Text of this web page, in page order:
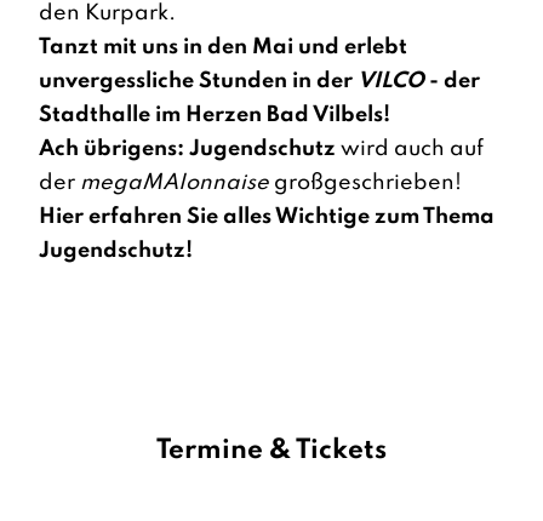
den Kurpark.
Tanzt mit uns in den Mai und erlebt
unvergessliche Stunden in der VILCO- der
Stadthalle im Herzen Bad Vilbels!
Ach übrigens: Jugendschutz wird auch auf
der megaMAIonnaise großgeschrieben!
Hier erfahren Sie alles Wichtige zum Thema
Jugendschutz!
Termine & Tickets